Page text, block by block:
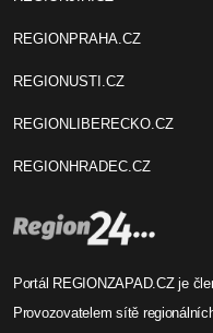
REGIONPRAHA.CZ
REGIONUSTI.CZ
REGIONLIBERECKO.CZ
REGIONHRADEC.CZ
Portál REGIONZAPAD.CZ je
Provozovatelem sítě